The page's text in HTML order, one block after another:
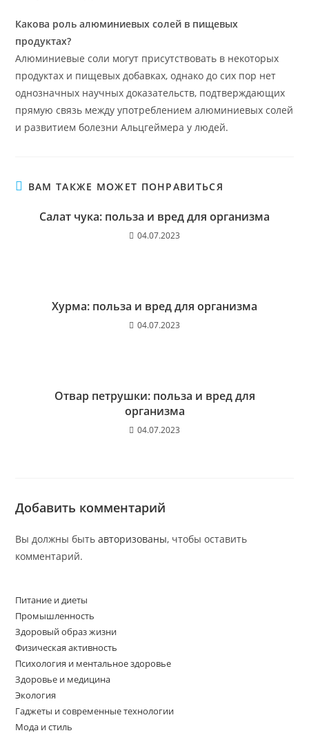
Какова роль алюминиевых солей в пищевых
продуктах?
Алюминиевые соли могут присутствовать в некоторых
продуктах и пищевых добавках, однако до сих пор нет
однозначных научных доказательств, подтверждающих
прямую связь между употреблением алюминиевых солей
и развитием болезни Альцгеймера у людей.
ВАМ ТАКЖЕ МОЖЕТ ПОНРАВИТЬСЯ
Салат чука: польза и вред для организма
04.07.2023
Хурма: польза и вред для организма
04.07.2023
Отвар петрушки: польза и вред для
организма
04.07.2023
Добавить комментарий
Вы должны бытьавторизованы, чтобы оставить
комментарий.
Питание и диеты
Промышленность
Здоровый образ жизни
Физическая активность
Психология и ментальное здоровье
Здоровье и медицина
Экология
Гаджеты и современные технологии
Мода и стиль